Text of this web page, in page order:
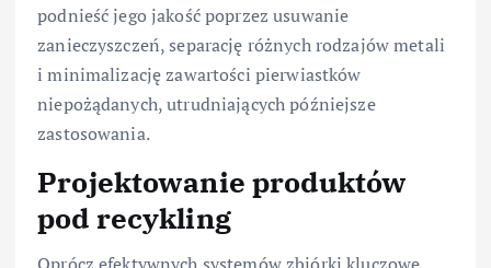
podnieść jego jakość poprzez usuwanie
zanieczyszczeń, separację różnych rodzajów metali
i minimalizację zawartości pierwiastków
niepożądanych, utrudniających późniejsze
zastosowania.
Projektowanie produktów
pod recykling